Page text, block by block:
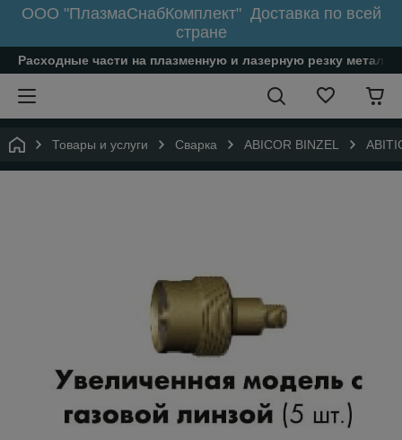
ООО "ПлазмаСнабКомплект" Доставка по всей
стране
Расходные части на плазменную и лазерную резку
Товары и услуги Сварка ABICOR BINZEL